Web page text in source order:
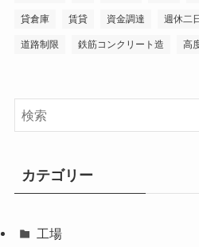
貸倉庫 賃貸 資金調達 週休二
道路制限 鉄筋コンクリート造 高
カテゴリー
工場